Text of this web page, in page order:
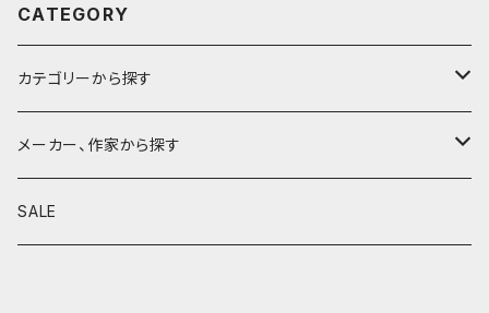
CATEGORY
カテゴリーから探す
鉛筆
鉛筆補助軸
メーカー、作家から探す
590&Co.
SALE